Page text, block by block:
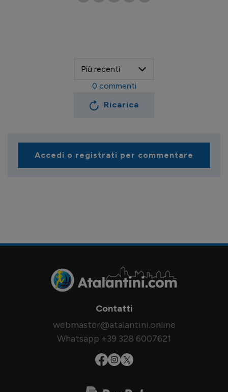
Ricarica
0 commenti
Accedi o registrati per commentare
Contatti
webmaster@atalantini.online
Whatsapp +39 328 6007621